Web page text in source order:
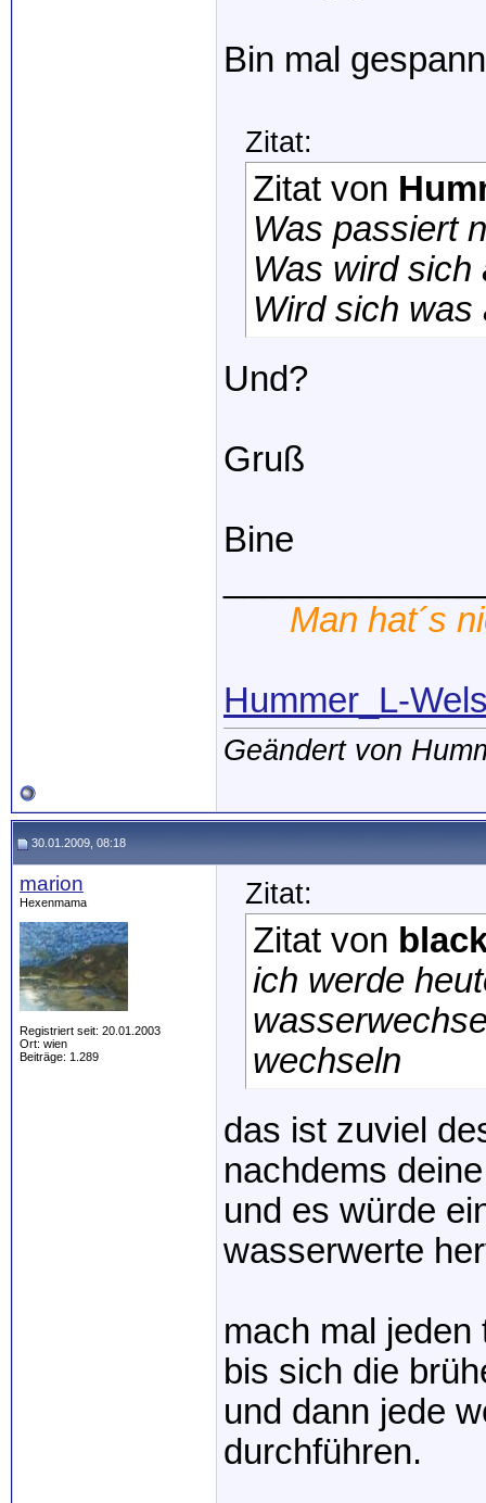
Bin mal
Zitat:
Zitat von
Was passiert
Was wird sich
Wird sich was
Und?
Gruß
Bine
Man hat´s
Hummer_L-
Geändert von
30.01.2009, 08:18
marion
Hexenmama
Registriert seit: 20.01.2003
Ort: wien
Beiträge: 1.289
Zitat:
Zitat von
ich werde
wechseln
das ist zuviel
nachdems
und es würde
wasserwerte
mach mal jeden
bis sich die
und dann jede
durchführen.